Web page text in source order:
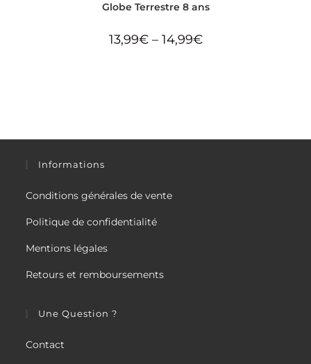
Globe Terrestre 8 ans
13,99€– 14,99€
Informations
Conditions générales de vente
Politique de confidentialité
Mentions légales
Retours et remboursements
Une Question ?
Contact